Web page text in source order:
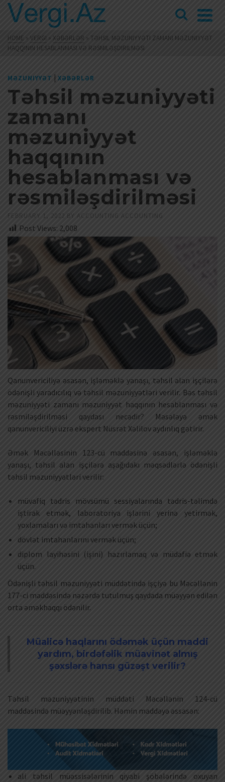
HOME » VERGI » XƏBƏRLƏR » TƏHSIL MƏZUNIYYƏTI ZAMANI MƏZUNIYYƏT
HAQQININ HESABLANMASI VƏ RƏSMILƏŞDIRILMƏSI
MƏZUNIYYƏT | XƏBƏRLƏR
Təhsil məzuniyyəti
zamanı
məzuniyyət
haqqının
hesablanması və
rəsmiləşdirilməsi
FEBRUARY 1, 2022 BY ACCOUNTING ACCOUNTING
Post Views: 2,008
Qanunvericiliyə əsasən, işləməklə yanaşı, təhsil alan işçilərə
ödənişli yaradıcılıq və təhsil məzuniyyətləri verilir. Bəs təhsil
məzuniyyəti zamanı məzuniyyət haqqının hesablanması və
rəsmiləşdirilməsi qaydası necədir? Məsələyə əmək
qanunvericiliyi üzrə ekspert Nüsrət Xəlilov aydınlıq gətirir.
Əmək Məcəlləsinin 123-cü maddəsinə əsasən, işləməklə
yanaşı, təhsil alan işçilərə aşağıdakı məqsədlərlə ödənişli
təhsil məzuniyyətləri verilir:
müvafiq tədris mövsümü sessiyalarında tədris-təlimdə
iştirak etmək, laboratoriya işlərini yerinə yetirmək,
yoxlamaları və imtahanları vermək üçün;
dövlət imtahanlarını vermək üçün;
diplom layihəsini (işini) hazırlamaq və müdafiə etmək
üçün.
Ödənişli təhsil məzuniyyəti müddətində işçiyə bu Məcəllənin
177-ci maddəsində nəzərdə tutulmuş qaydada müəyyən edilən
orta əməkhaqqı ödənilir.
Müalicə haqlarını ödəmək üçün maddi
yardım, birdəfəlik müavinət almış
şəxslərə hansı güzəşt verilir?
Təhsil məzuniyyətinin müddəti Məcəllənin 124-cü
maddəsində müəyyənləşdirilib. Həmin maddəyə əssasən:
ali təhsil müəssisələrinin qiyabi şöbələrində oxuyan